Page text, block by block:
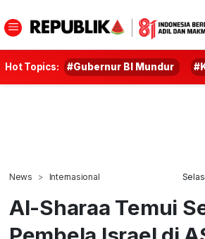
Hot Topics: #Gubernur BI Mundur
News Internasional
Al-Sharaa Temui